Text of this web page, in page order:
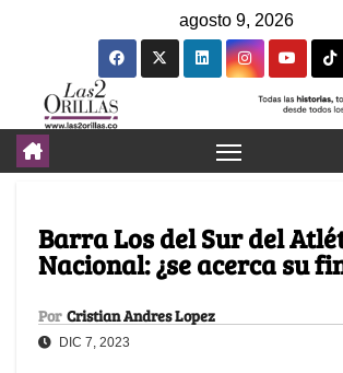
agosto 9, 2026
Barra Los del Sur del
Nacional: ¿se acerca su
Por Cristian Andres Lopez
DIC 7, 2023